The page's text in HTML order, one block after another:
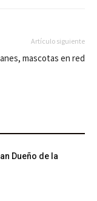
Artículo siguiente
mascotas en red
Dueño de la